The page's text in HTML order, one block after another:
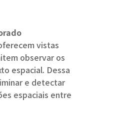
vistas
observar os
espacial. Dessa
e detectar
espaciais entre